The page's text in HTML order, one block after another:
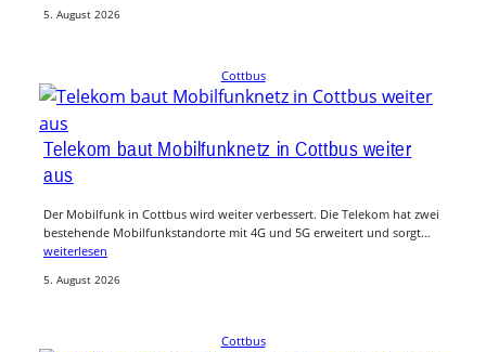
5. August 2026
Cottbus
Telekom baut Mobilfunknetz in Cottbus weiter
aus
Der Mobilfunk in Cottbus wird weiter verbessert. Die Telekom hat zwei
bestehende Mobilfunkstandorte mit 4G und 5G erweitert und sorgt…
weiterlesen
5. August 2026
Cottbus